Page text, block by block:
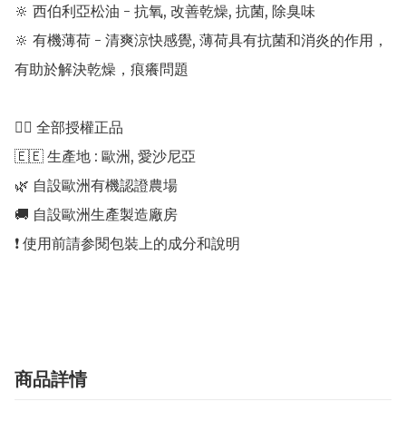
🔆 西伯利亞松油 - 抗氧, 改善乾燥, 抗菌, 除臭味
🔆 有機薄荷 - 清爽涼快感覺, 薄荷具有抗菌和消炎的作用，
有助於解決乾燥，痕癢問題
👍🏻 全部授權正品
🇪🇪 生產地 : 歐洲, 愛沙尼亞
🌿 自設歐洲有機認證農場
🚚 自設歐洲生產製造廠房
❗️ 使用前請参閱包裝上的成分和說明
商品詳情